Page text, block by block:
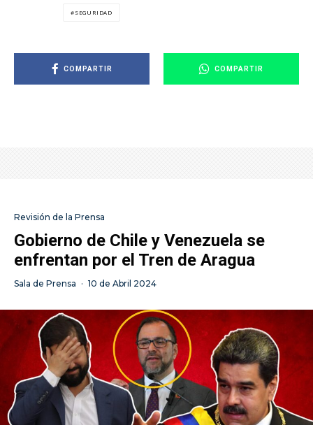
SEGURIDAD
COMPARTIR COMPARTIR
Revisión de la Prensa
Gobierno de Chile y Venezuela se
enfrentan por el Tren de Aragua
Sala de Prensa · 10 de Abril 2024